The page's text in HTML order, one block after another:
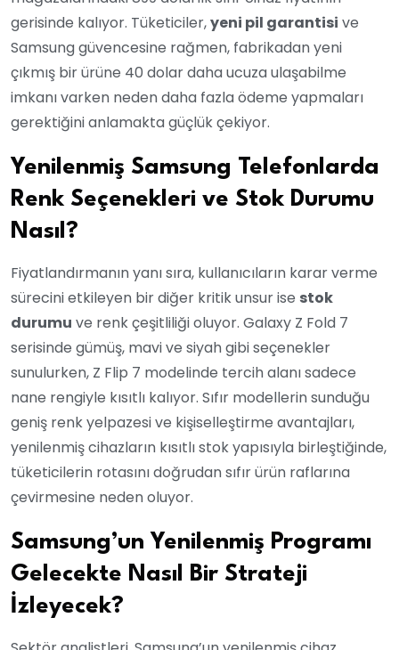
gerisinde kalıyor. Tüketiciler,yeni pil garantisi ve
Samsung güvencesine rağmen, fabrikadan yeni
çıkmış bir ürüne 40 dolar daha ucuza ulaşabilme
imkanı varken neden daha fazla ödeme yapmaları
gerektiğini anlamakta güçlük çekiyor.
Yenilenmiş Samsung Telefonlarda
Renk Seçenekleri ve Stok Durumu
Nasıl?
Fiyatlandırmanın yanı sıra, kullanıcıların karar verme
sürecini etkileyen bir diğer kritik unsur ise stok
durumu ve renk çeşitliliği oluyor. Galaxy Z Fold 7
serisinde gümüş, mavi ve siyah gibi seçenekler
sunulurken, Z Flip 7 modelinde tercih alanı sadece
nane rengiyle kısıtlı kalıyor. Sıfır modellerin sunduğu
geniş renk yelpazesi ve kişiselleştirme avantajları,
yenilenmiş cihazların kısıtlı stok yapısıyla birleştiğinde,
tüketicilerin rotasını doğrudan sıfır ürün raflarına
çevirmesine neden oluyor.
Samsung’un Yenilenmiş Programı
Gelecekte Nasıl Bir Strateji
İzleyecek?